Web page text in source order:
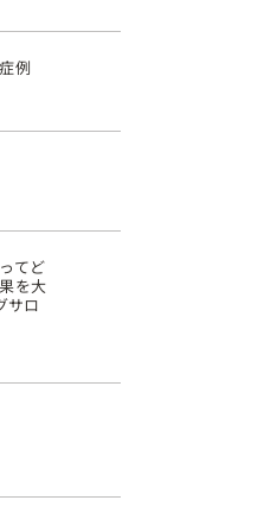
例
てど
を大
サロ